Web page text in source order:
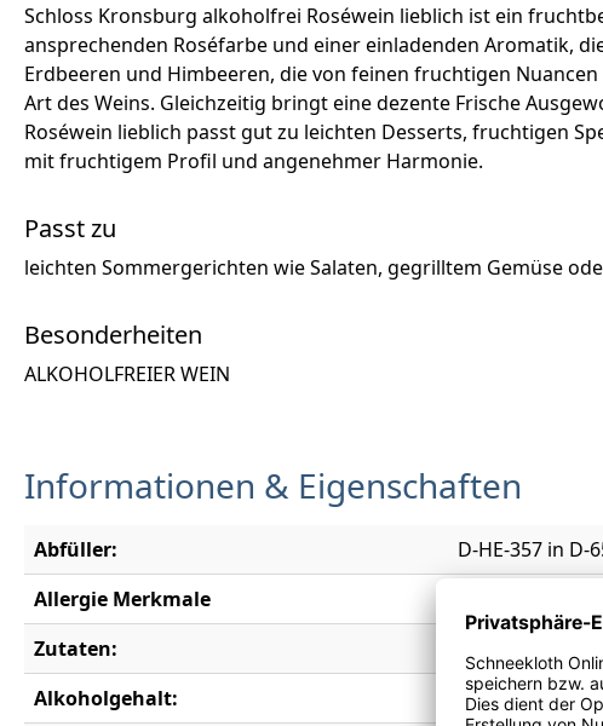
Schloss Kronsburg alkoholfrei Roséwein lieblich ist ein
ansprechenden Roséfarbe und einer einladenden Aromatik,
Erdbeeren und Himbeeren, die von feinen fruchtigen
Art des Weins. Gleichzeitig bringt eine dezente Frische
Roséwein lieblich passt gut zu leichten Desserts, fruchtigen
mit fruchtigem Profil und angenehmer Harmonie.
Passt zu
leichten Sommergerichten wie Salaten, gegrilltem Gemüse
Besonderheiten
ALKOHOLFREIER WEIN
Informationen & Eigenschaften
Abfüller:
D-HE-357 in D-
Allergie Merkmale
Zutaten:
Trauben,
Alkoholgehalt:
0,0 % vol.